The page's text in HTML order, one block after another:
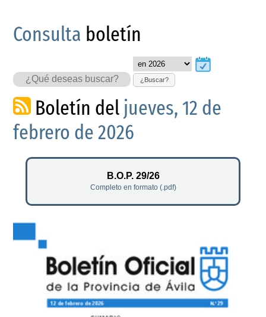
Consulta boletín
¿Buscar?
Boletín del jueves, 12 de
febrero de 2026
B.O.P. 29/26
Completo en formato (.pdf)